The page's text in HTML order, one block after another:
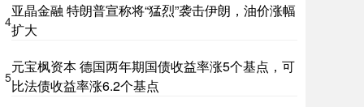
4
亚晶金融 特朗普宣称将“猛烈”袭击伊朗，油价涨幅
扩大
5
元宝枫资本 德国两年期国债收益率涨5个基点，可
比法债收益率涨6.2个基点